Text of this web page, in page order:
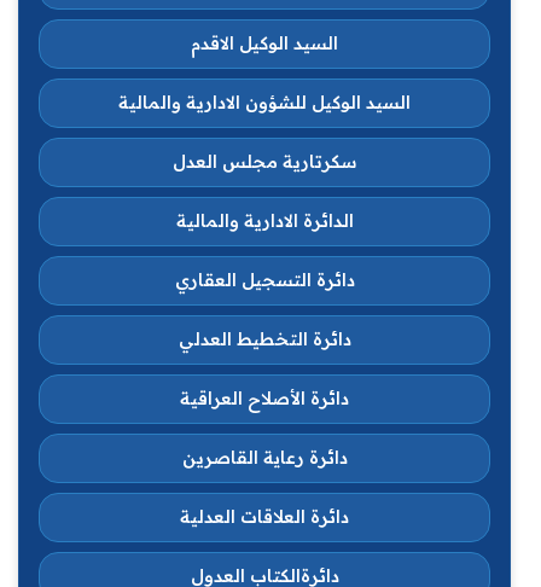
السيد الوكيل الاقدم
السيد الوكيل للشؤون الادارية والمالية
سكرتارية مجلس العدل
الدائرة الادارية والمالية
دائرة التسجيل العقاري
دائرة التخطيط العدلي
دائرة الأصلاح العراقية
دائرة رعاية القاصرين
دائرة العلاقات العدلية
دائرةالكتاب العدول